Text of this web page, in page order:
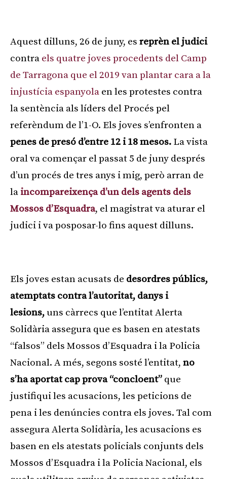
Aquest dilluns, 26 de juny, es reprèn el judici
contra els quatre joves procedents del Camp
de Tarragona que el 2019 van plantar cara a la
injustícia espanyola en les protestes contra
la sentència als líders del Procés pel
referèndum de l’1-O. Els joves s’enfronten a
penes de presó d’entre 12 i 18 mesos. La vista
oral va començar el passat 5 de juny després
d’un procés de tres anys i mig, però arran de
la incompareixença d’un dels agents dels
Mossos d’Esquadra, el magistrat va aturar el
judici i va posposar-lo fins aquest dilluns.
Els joves estan acusats de desordres públics,
atemptats contra l’autoritat, danys i
lesions,uns càrrecs que l’entitat Alerta
Solidària assegura que es basen en atestats
“falsos” dels Mossos d’Esquadra i la Policia
Nacional. A més, segons sosté l’entitat, no
s’ha aportat cap prova “concloent” que
justifiqui les acusacions, les peticions de
pena i les denúncies contra els joves. Tal com
assegura Alerta Solidària, les acusacions es
basen en els atestats policials conjunts dels
Mossos d’Esquadra i la Policia Nacional, els